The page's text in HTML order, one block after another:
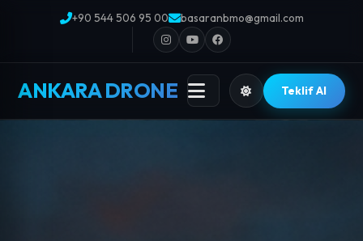
+90 544 506 95 00 basaranbmo@gmail.com
ANKARA DRONE Teklif Al